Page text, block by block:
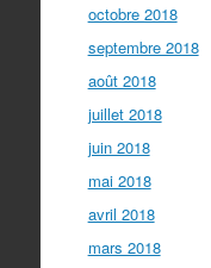
octobre 2018
septembre 2018
août 2018
juillet 2018
juin 2018
mai 2018
avril 2018
mars 2018